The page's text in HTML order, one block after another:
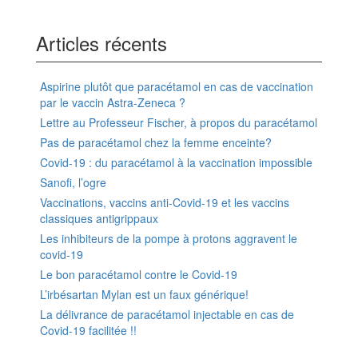
Articles récents
Aspirine plutôt que paracétamol en cas de vaccination
par le vaccin Astra-Zeneca ?
Lettre au Professeur Fischer, à propos du paracétamol
Pas de paracétamol chez la femme enceinte?
Covid-19 : du paracétamol à la vaccination impossible
Sanofi, l’ogre
Vaccinations, vaccins anti-Covid-19 et les vaccins
classiques antigrippaux
Les inhibiteurs de la pompe à protons aggravent le
covid-19
Le bon paracétamol contre le Covid-19
L’irbésartan Mylan est un faux générique!
La délivrance de paracétamol injectable en cas de
Covid-19 facilitée !!